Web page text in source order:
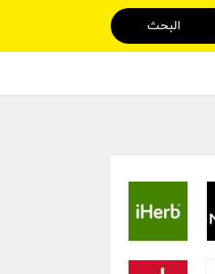
البحث